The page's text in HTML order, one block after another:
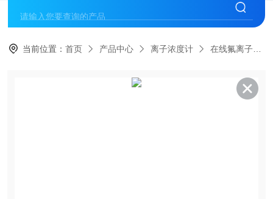
当前位置：首页 产品中心 离子浓度计 在线氟离子浓度分析仪